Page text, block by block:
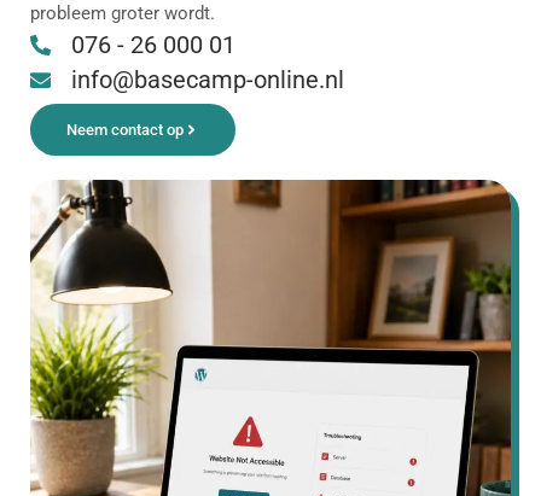
probleem groter wordt.
076 - 26 000 01
info@basecamp-online.nl
Neem contact op